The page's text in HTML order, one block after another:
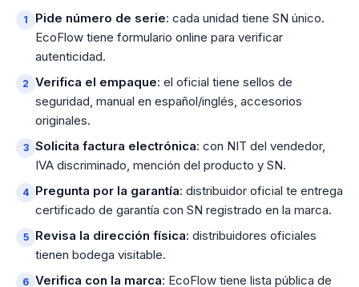
Pide número de serie: cada unidad tiene SN único.
EcoFlow tiene formulario online para verificar
autenticidad.
Verifica el empaque: el oficial tiene sellos de
seguridad, manual en español/inglés, accesorios
originales.
Solicita factura electrónica: con NIT del vendedor,
IVA discriminado, mención del producto y SN.
Pregunta por la garantía: distribuidor oficial te entrega
certificado de garantía con SN registrado en la marca.
Revisa la dirección física: distribuidores oficiales
tienen bodega visitable.
Verifica con la marca: EcoFlow tiene lista pública de